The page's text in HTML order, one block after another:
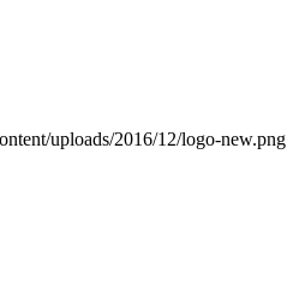
uploads/2016/12/logo-new.png